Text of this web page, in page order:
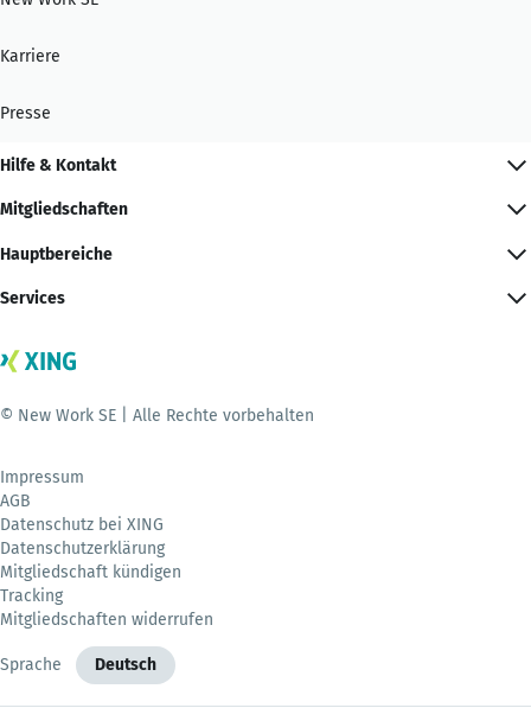
Karriere
Presse
Hilfe & Kontakt
Mitgliedschaften
Hauptbereiche
Services
© New Work SE | Alle Rechte vorbehalten
Impressum
AGB
Datenschutz bei XING
Datenschutzerklärung
Mitgliedschaft kündigen
Tracking
Mitgliedschaften widerrufen
Sprache Deutsch